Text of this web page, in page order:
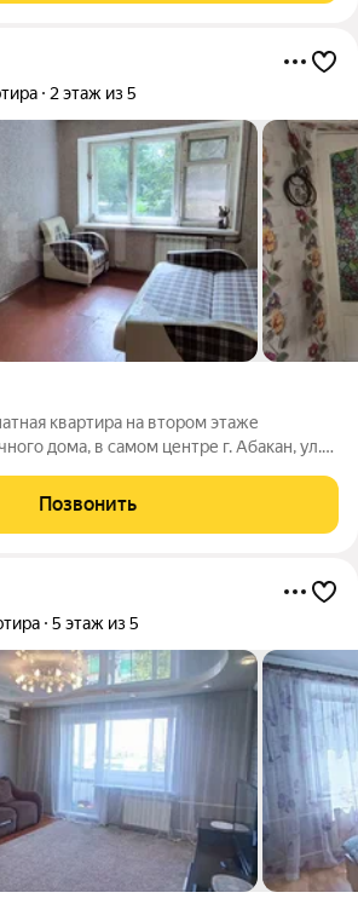
2 этаж из 5
квартира на втором этаже
дома, в самом центре г. Абакан, ул.
теплая. Санузел совмещен, балкона нет,
Позвонить
5 этаж из 5